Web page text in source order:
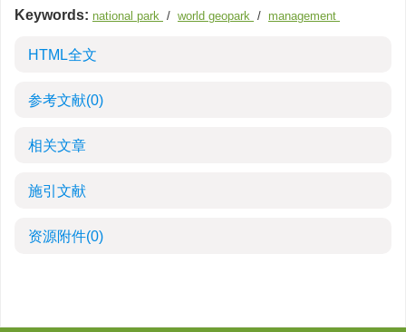
Keywords: national park / world geopark / management
HTML全文
参考文献(0)
相关文章
施引文献
资源附件(0)